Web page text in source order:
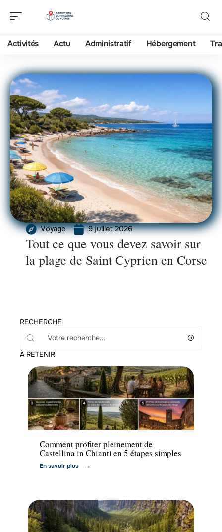
Activités Actu Administratif Hébergement
Voyage 9 juillet 2026
Tout ce que vous devez savoir sur
la plage de Saint Cyprien en Corse
RECHERCHE
À RETENIR
Voyage
Comment profiter pleinement de
Castellina in Chianti en 5 étapes simples
En savoir plus